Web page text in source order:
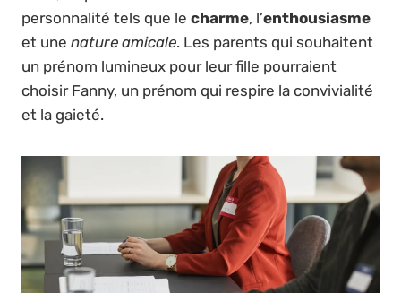
personnalité tels que le charme, l’enthousiasme
et une nature amicale. Les parents qui souhaitent
un prénom lumineux pour leur fille pourraient
choisir Fanny, un prénom qui respire la convivialité
et la gaieté.